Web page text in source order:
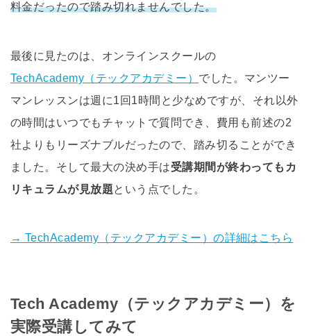
料金だったので踏み切れませんでした。
最後に見たのは、オンラインスクールの
TechAcademy（テックアカデミー） でした。マンツー
マンレッスンは週に1回1時間と少なめですが、それ以外
の時間はいつでもチャットで質問でき、費用も前述の2
社よりもリーズナブルだったので、踏み切ることができ
ました。そして最大の決め手は受講期間が終わってもカ
リキュラムが見放題という点でした。
→ TechAcademy（テックアカデミー）の詳細はこちら
Tech Academy（テックアカデミー）を
実際受講してみて